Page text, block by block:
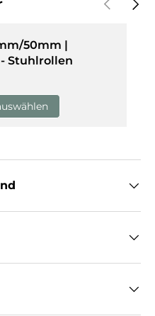
50mm |
Stuhlrollen